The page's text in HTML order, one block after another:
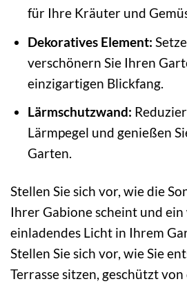
für Ihre Kräuter und
Dekoratives Element:
verschönern Sie Ihren
einzigartigen Blickfang.
Lärmschutzwand:
Lärmpegel und genießen
Garten.
Stellen Sie sich vor, wie die
Ihrer Gabione scheint und ein
einladendes Licht in Ihrem
Stellen Sie sich vor, wie Sie
Terrasse sitzen, geschützt